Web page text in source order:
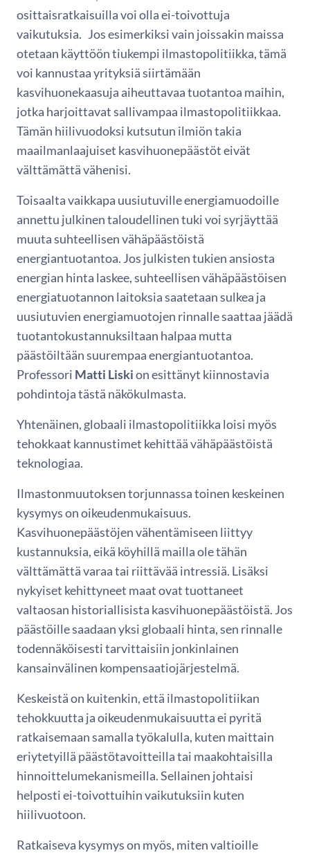
osittaisratkaisuilla voi olla ei-toivottuja
vaikutuksia. Jos esimerkiksi vain joissakin maissa
otetaan käyttöön tiukempi ilmastopolitiikka, tämä
voi kannustaa yrityksiä siirtämään
kasvihuonekaasuja aiheuttavaa tuotantoa maihin,
jotka harjoittavat sallivampaa ilmastopolitiikkaa.
Tämän hiilivuodoksi kutsutun ilmiön takia
maailmanlaajuiset kasvihuonepäästöt eivät
välttämättä vähenisi.
Toisaalta vaikkapa uusiutuville energiamuodoille
annettu julkinen taloudellinen tuki voi syrjäyttää
muuta suhteellisen vähäpäästöistä
energiantuotantoa. Jos julkisten tukien ansiosta
energian hinta laskee, suhteellisen vähäpäästöisen
energiatuotannon laitoksia saatetaan sulkea ja
uusiutuvien energiamuotojen rinnalle saattaa jäädä
tuotantokustannuksiltaan halpaa mutta
päästöiltään suurempaa energiantuotantoa.
Professori Matti Liskion esittänyt kiinnostavia
pohdintoja tästä näkökulmasta.
Yhtenäinen, globaali ilmastopolitiikka loisi myös
tehokkaat kannustimet kehittää vähäpäästöistä
teknologiaa.
Ilmastonmuutoksen torjunnassa toinen keskeinen
kysymys on oikeudenmukaisuus.
Kasvihuonepäästöjen vähentämiseen liittyy
kustannuksia, eikä köyhillä mailla ole tähän
välttämättä varaa tai riittävää intressiä. Lisäksi
nykyiset kehittyneet maat ovat tuottaneet
valtaosan historiallisista kasvihuonepäästöistä. Jos
päästöille saadaan yksi globaali hinta, sen rinnalle
todennäköisesti tarvittaisiin jonkinlainen
kansainvälinen kompensaatiojärjestelmä.
Keskeistä on kuitenkin, että ilmastopolitiikan
tehokkuutta ja oikeudenmukaisuutta ei pyritä
ratkaisemaan samalla työkalulla, kuten maittain
eriytetyillä päästötavoitteilla tai maakohtaisilla
hinnoittelumekanismeilla. Sellainen johtaisi
helposti ei-toivottuihin vaikutuksiin kuten
hiilivuotoon.
Ratkaiseva kysymys on myös, miten valtioille